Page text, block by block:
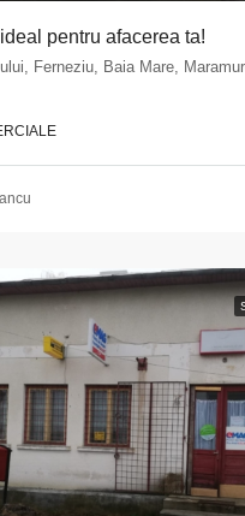
pentru afacerea ta!
Ferneziu, Baia Mare,